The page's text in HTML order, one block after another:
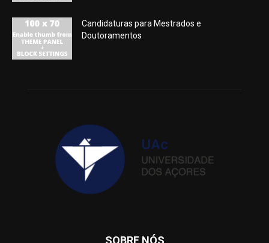
Candidaturas para Mestrados e
Doutoramentos
SOBRE NÓS